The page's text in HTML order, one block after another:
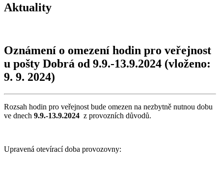
Aktuality
Oznámení o omezení hodin pro veřejnost
u pošty Dobrá od 9.9.-13.9.2024 (vloženo:
9. 9. 2024)
Rozsah hodin pro veřejnost bude omezen na nezbytně nutnou dobu
ve dnech 9.9.-13.9.2024 z provozních důvodů.
Upravená otevírací doba provozovny: